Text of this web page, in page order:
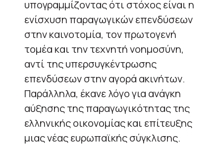
υπογραμμίζοντας ότι στόχος είναι η
ενίσχυση παραγωγικών επενδύσεων
στην καινοτομία, τον πρωτογενή
τομέα και την τεχνητή νοημοσύνη,
αντί της υπερσυγκέντρωσης
επενδύσεων στην αγορά ακινήτων.
Παράλληλα, έκανε λόγο για ανάγκη
αύξησης της παραγωγικότητας της
ελληνικής οικονομίας και επίτευξης
μιας νέας ευρωπαϊκής σύγκλισης.